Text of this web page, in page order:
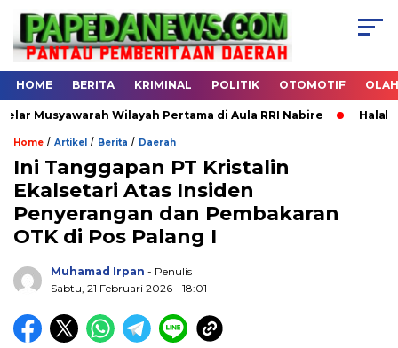
HOME BERITA KRIMINAL POLITIK OTOMOTIF
Wilayah Pertama di Aula RRI Nabire Halal
Home / Artikel / Berita / Daerah
Ini Tanggapan PT Kristalin
Ekalsetari Atas Insiden
Penyerangan dan Pembakaran
OTK di Pos Palang I
Muhamad Irpan - Penulis
Sabtu, 21 Februari 2026 - 18:01
.